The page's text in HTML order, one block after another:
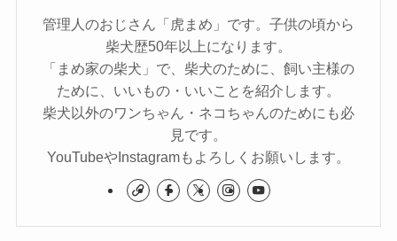
管理人のおじさん「虎まめ」です。子供の頃から
柴犬歴50年以上になります。
「まめ家の柴犬」で、柴犬のために、飼い主様の
ために、いいもの・いいことを紹介します。
柴犬以外のワンちゃん・ネコちゃんのためにも必
見です。
YouTubeやInstagramもよろしくお願いします。